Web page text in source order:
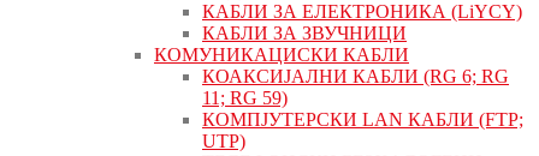
КАБЛИ ЗА ЕЛЕКТРОНИКА (LiYCY)
КАБЛИ ЗА ЗВУЧНИЦИ
КОМУНИКАЦИСКИ КАБЛИ
КОАКСИЈАЛНИ КАБЛИ (RG 6; RG
11; RG 59)
КОМПЈУТЕРСКИ LAN КАБЛИ (FTP;
UTP)